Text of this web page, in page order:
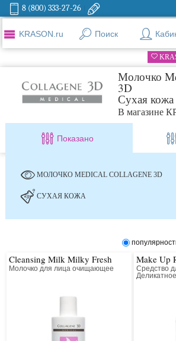
8 (800) 333-27-26
KRASON.ru Поиск
Молочко
3D
Сухая кожа
В магазине
Показано
МОЛОЧКО MEDICAL COLLAGENE 3D
СУХАЯ КОЖА
Cleansing Milk Milky Fresh
Молочко для лица очищающее
Make Up
Средство
Деликатное